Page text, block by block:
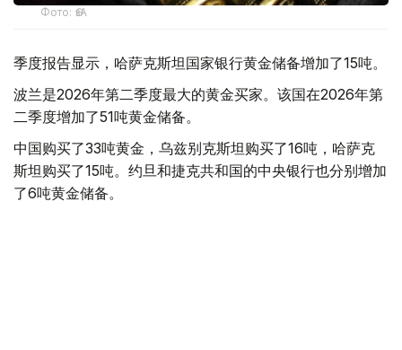
Фото: ӨзА
季度报告显示，哈萨克斯坦国家银行黄金储备增加了15吨。
波兰是2026年第二季度最大的黄金买家。该国在2026年第
二季度增加了51吨黄金储备。
中国购买了33吨黄金，乌兹别克斯坦购买了16吨，哈萨克
斯坦购买了15吨。约旦和捷克共和国的中央银行也分别增加
了6吨黄金储备。